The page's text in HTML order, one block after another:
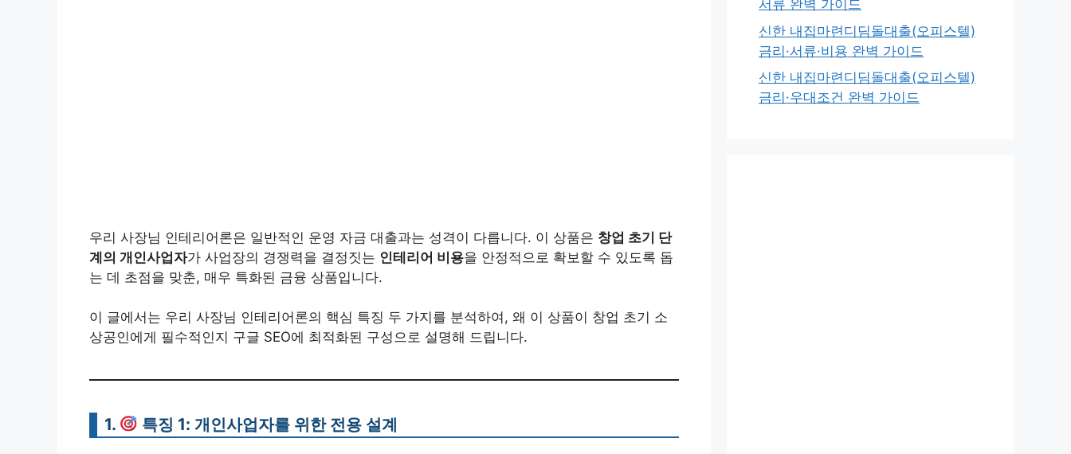
우리 사장님 인테리어론은 일반적인 운영 자금 대출과는 성격이 다릅니다. 이 상품은 창업 초기 단
계의 개인사업자가 사업장의 경쟁력을 결정짓는 인테리어 비용을 안정적으로 확보할 수 있도록 돕
는 데 초점을 맞춘, 매우 특화된 금융 상품입니다.
이 글에서는 우리 사장님 인테리어론의 핵심 특징 두 가지를 분석하여, 왜 이 상품이 창업 초기 소
상공인에게 필수적인지 구글 SEO에 최적화된 구성으로 설명해 드립니다.
1. 특징 1:개인사업자를 위한 전용 설계
서류 완벽 가이드
신한 내집마련디딤돌대출(오피스텔)
금리·서류·비용 완벽 가이드
신한 내집마련디딤돌대출(오피스텔)
금리·우대조건 완벽 가이드